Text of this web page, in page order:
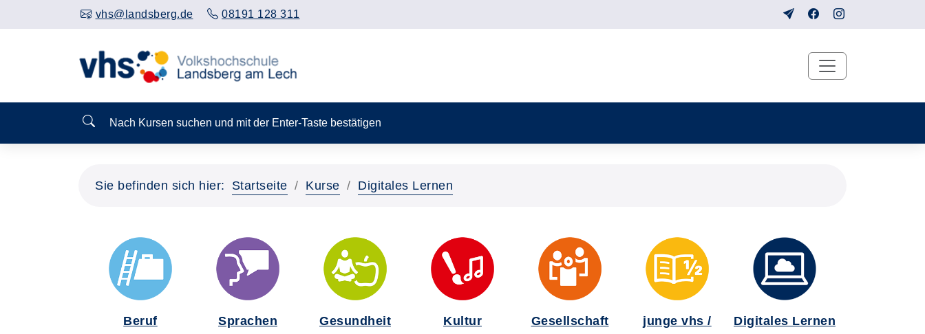
vhs@landsberg.de 08191 128 311
Nach Kursen suchen und mit der Enter-Taste bestätigen
Sie befinden sich hier: Startseite Kurse Digitales Lernen
Beruf Sprachen Gesundheit Kultur Gesellschaft
junge vhs /
Digitales Lernen